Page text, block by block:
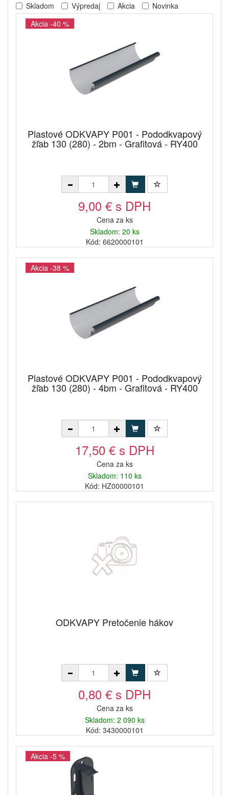
Skladom Výpredaj Akcia
Novinka
Akcia -40 %
Plastové ODKVAPY P001 - Pododkvapový
žľab 130 (280) - 2bm - Grafitová - RY400
9,00 € s DPH
Cena za ks
Skladom: 20 ks
Kód: 6620000101
Akcia -38 %
Plastové ODKVAPY P001 - Pododkvapový
žľab 130 (280) - 4bm - Grafitová - RY400
17,50 € s DPH
Cena za ks
Skladom: 110 ks
Kód: HZ00000101
ODKVAPY Pretočenie hákov
0,80 € s DPH
Cena za ks
Skladom: 2 090 ks
Kód: 3430000101
Akcia -5 %